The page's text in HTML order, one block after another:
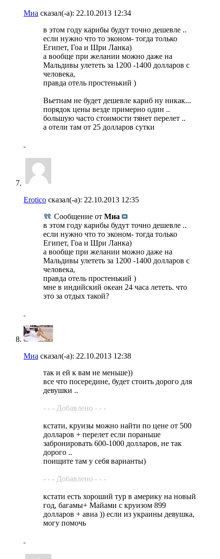
Миа сказал(-а): 22.10.2013 12:34
в этом году карибы будут точно дешевле ..
если нужно что то эконом- тогда только
Египет, Гоа и Шри Ланка)
а вообще при желании можно даже на
Мальдивы улететь за 1200 -1400 долларов с
человека,
правда отель простенький )
Вьетнам не будет дешевле кариб ну никак...
порядок цены везде примерно один ..
большую часто стоимости тянет перелет ..
а отели там от 25 долларов сутки
Erotico сказал(-а): 22.10.2013 12:35
Сообщение от Миа
в этом году карибы будут точно дешевле ..
если нужно что то эконом- тогда только
Египет, Гоа и Шри Ланка)
а вообще при желании можно даже на
Мальдивы улететь за 1200 -1400 долларов с
человека,
правда отель простенький )
мне в индийский океан 24 часа лететь. что
это за отдых такой?
Миа сказал(-а): 22.10.2013 12:38
так и ей к вам не меньше))
все что посередине, будет стоить дорого для
девушки ..
- - - Добавлено - - -
кстати, круизы можно найти по цене от 500
долларов + перелет если пораньше
забронировать 600-1000 долларов, не так
дорого ..
поищите там у себя варианты)
- - - Добавлено - - -
кстати есть хороший тур в америку на новый
год, багамы+ Майами с круизом 899
долларов + авиа )) если из украины девушка,
могу помочь